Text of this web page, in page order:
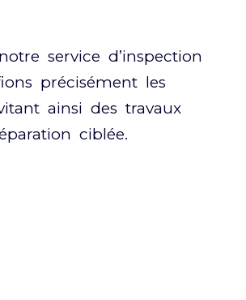
service d’inspection
précisément les
ainsi des travaux
ciblée.